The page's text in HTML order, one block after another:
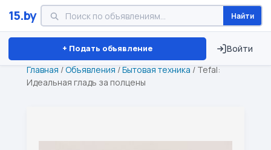
15.by Найти
+ Подать объявление Войти
Минск Витебск Брест ⏱ ТОЛЬКО 15 ДНЕЙ
Главная /Объявления /Бытовая техника / Tefal:
Идеальная гладь за полцены